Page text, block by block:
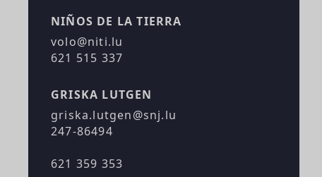
NIÑOS DE LA TIERRA
volo@niti.lu
621 515 337
GRISKA LUTGEN
griska.lutgen@snj.lu
247-86494
621 359 353